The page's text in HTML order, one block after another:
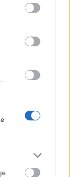
may click to
party tags to
below Google
is.